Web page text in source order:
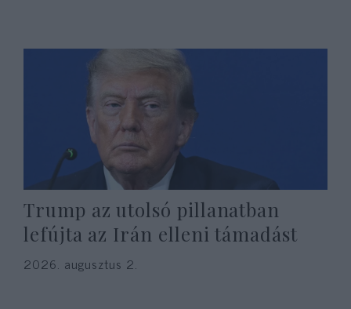
Trump az utolsó pillanatban
lefújta az Irán elleni támadást
2026. augusztus 2.